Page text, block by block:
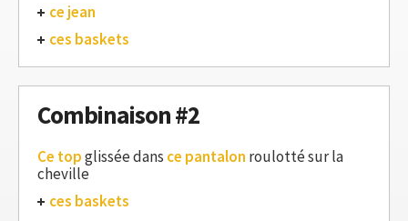
ce jean
ces baskets
Combinaison #2
Ce topglissée dans ce pantalon roulotté sur la
cheville
ces baskets